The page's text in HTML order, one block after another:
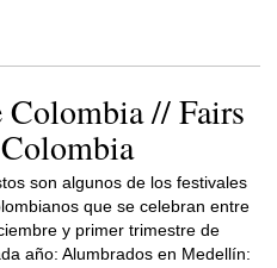
Colombia // Fairs
son algunos de los festivales
que se celebran entre
y primer trimestre de
año: Alumbrados en Medellín: